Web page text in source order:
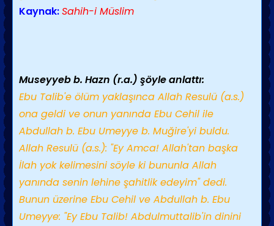
Kaynak:Sahih-i Müslim
Museyyeb b. Hazn (r.a.) şöyle anlattı:
Ebu Talib'e ölüm yaklaşınca Allah Resulü (a.s.)
ona geldi ve onun yanında Ebu Cehil ile
Abdullah b. Ebu Umeyye b. Muğire'yi buldu.
Allah Resulü (a.s.): "Ey Amca! Allah'tan başka
İlah yok kelimesini söyle ki bununla Allah
yanında senin lehine şahitlik edeyim" dedi.
Bunun üzerine Ebu Cehil ve Abdullah b. Ebu
Umeyye: "Ey Ebu Talib! Abdulmuttalib'in dinini